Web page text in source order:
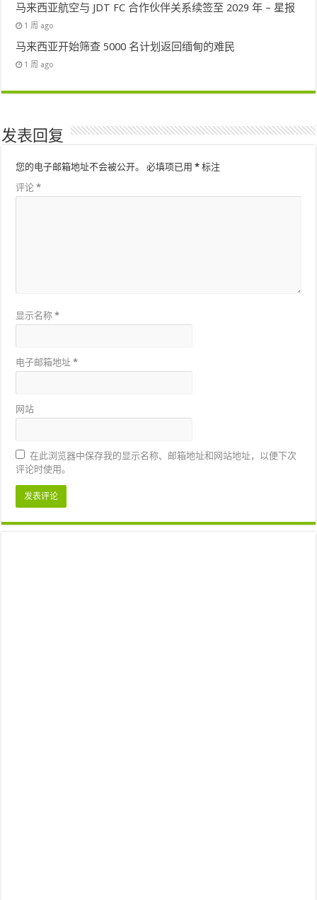
马来西亚航空与 JDT FC 合作伙伴关系续签至 2029 年 – 星报
1 周 ago
马来西亚开始筛查 5000 名计划返回缅甸的难民
1 周 ago
发表回复
您的电子邮箱地址不会被公开。 必填项已用* 标注
评论*
显示名称*
电子邮箱地址*
网站
在此浏览器中保存我的显示名称、邮箱地址和网站地址，以便下次
评论时使用。